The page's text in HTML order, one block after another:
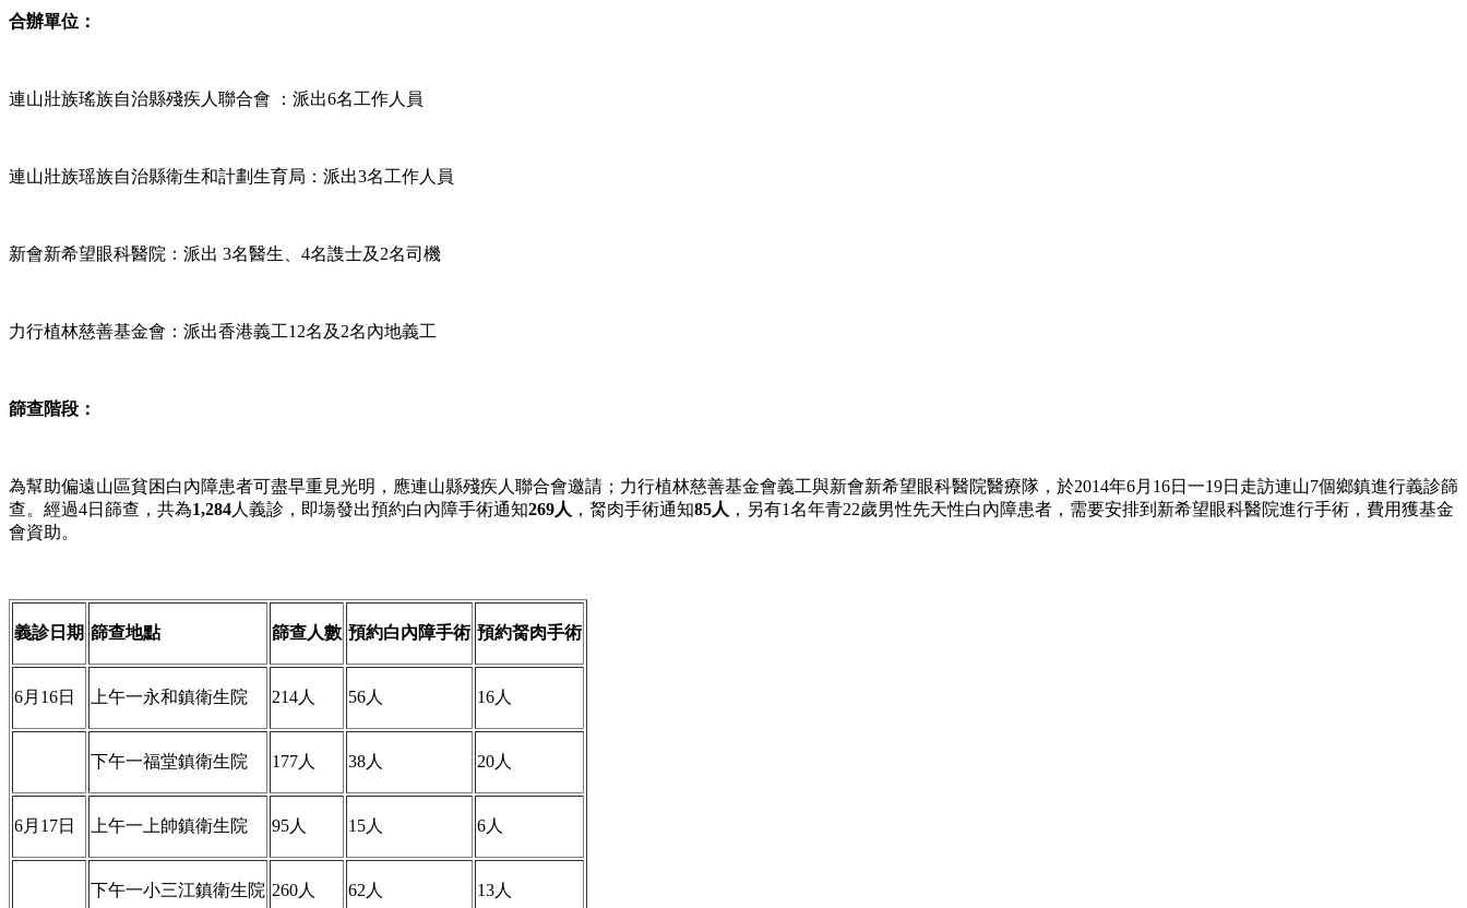
合辦單位 ：
連山壯族瑤族自治縣殘疾人聯合會 ：派出6名工作人員
連山壯族瑶族自治縣衛生和計劃生育局：派出3名工作人員
新會新希望眼科醫院：派出 3名醫生、4名謢士及2名司機
力行植林慈善基金會：派出香港義工12名及2名內地義工
篩查階段 ：
為幫助偏遠山區貧困白內障患者可盡早重見光明，應連山縣殘疾人聯合會邀請；力行植林慈善基金會義工與新會新希望眼科醫院醫療隊，於2014年6月16日一19日走訪連山7個鄉鎮進行義診篩
查。經過4日篩查，共為1,284人義診，即塲發出預約白內障手術通知269人 ，胬肉手術通知85人 ，另有1名年青22歲男性先天性白內障患者，需要安排到新希望眼科醫院進行手術，費用獲基金
會資助。
義診日期 篩查地點 篩查人數 預約白內障手術 預約胬肉手術
6月16日 上午一永和鎮衛生院 214人 56人 16人
下午一福堂鎮衛生院 177人 38人 20人
6月17日 上午一上帥鎮衛生院 95人 15人 6人
下午一小三江鎮衛生院 260人 62人 13人